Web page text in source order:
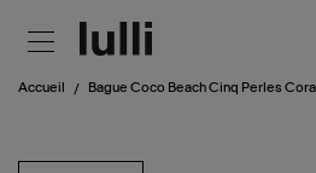
Accueil Bague Coco Beach Cinq Perles